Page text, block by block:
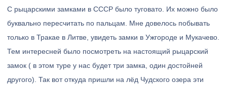
С рыцарскими замками в СССР было туговато. Их можно было
буквально пересчитать по пальцам. Мне довелось побывать
только в Тракае в Литве, увидеть замки в Ужгороде и Мукачево.
Тем интересней было посмотреть на настоящий рыцарский
замок ( в этом туре у нас будет три замка, один достойней
другого). Так вот откуда пришли на лёд Чудского озера эти